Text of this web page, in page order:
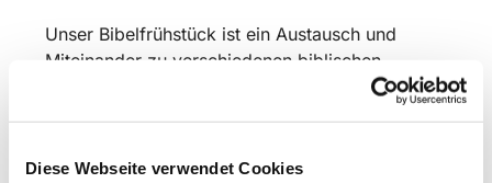
Diese Webseite verwendet Cookies
Unser Bibelfrühstück ist ein Austausch und
Miteinander zu verschiedenen biblischen
Themen und Texten mit Kaffee und Tee.